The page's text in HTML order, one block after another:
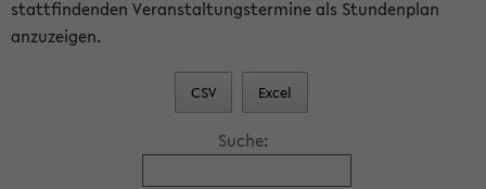
stattfindenden Veranstaltungstermine als Stundenplan
anzuzeigen.
CSV Excel
Suche: